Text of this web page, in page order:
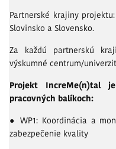
Partnerské krajiny
Slovinsko a Slovensko.
Za každú partnerskú
výskumné centrum/
Projekt IncreMe(n)tal
pracovných balíkoch:
● WP1: Koordinácia a
zabezpečenie kvality